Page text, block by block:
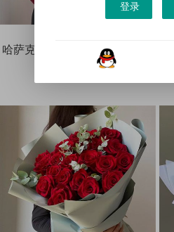
哈萨克斯坦鲜花-15枝蓝色玫瑰
登录